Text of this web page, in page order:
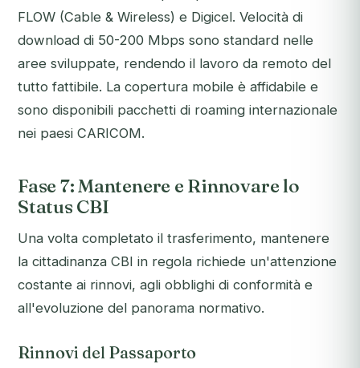
FLOW (Cable & Wireless) e Digicel. Velocità di
download di 50-200 Mbps sono standard nelle
aree sviluppate, rendendo il lavoro da remoto del
tutto fattibile. La copertura mobile è affidabile e
sono disponibili pacchetti di roaming internazionale
nei paesi CARICOM.
Fase 7: Mantenere e Rinnovare lo
Status CBI
Una volta completato il trasferimento, mantenere
la cittadinanza CBI in regola richiede un'attenzione
costante ai rinnovi, agli obblighi di conformità e
all'evoluzione del panorama normativo.
Rinnovi del Passaporto